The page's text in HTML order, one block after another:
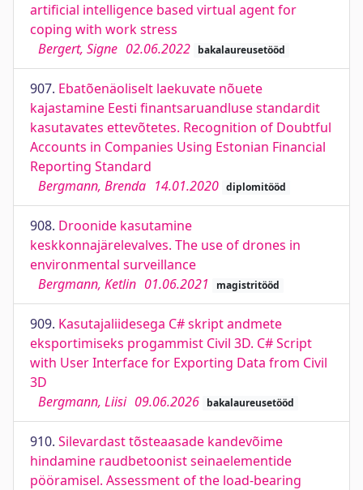
artificial intelligence based virtual agent for
coping with work stress
Bergert, Signe 02.06.2022 bakalaureusetööd
907. Ebatõenäoliselt laekuvate nõuete
kajastamine Eesti finantsaruandluse standardit
kasutavates ettevõtetes. Recognition of Doubtful
Accounts in Companies Using Estonian Financial
Reporting Standard
Bergmann, Brenda 14.01.2020 diplomitööd
908. Droonide kasutamine
keskkonnajärelevalves. The use of drones in
environmental surveillance
Bergmann, Ketlin 01.06.2021 magistritööd
909. Kasutajaliidesega C# skript andmete
eksportimiseks progammist Civil 3D. C# Script
with User Interface for Exporting Data from Civil
3D
Bergmann, Liisi 09.06.2026 bakalaureusetööd
910. Silevardast tõsteaasade kandevõime
hindamine raudbetoonist seinaelementide
pööramisel. Assessment of the load-bearing